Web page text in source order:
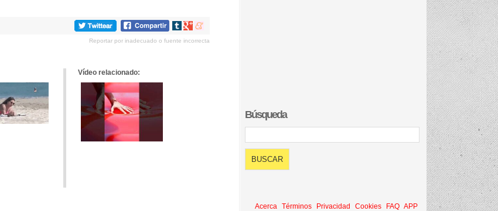
Compartir
tumblr
Compartir
Google+
Compartir
meneame
Reportar por inadecuado o fuente incorrecta
Vídeo relacionado:
Búsqueda
Acerca Términos Privacidad Cookies FAQ APP